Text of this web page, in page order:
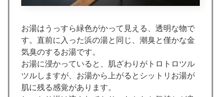
お湯はうっすら緑色がかって見える、透明な物で
す。直前に入った浜の湯と同じ、潮臭と僅かな金
気臭のするお湯です。
お湯に浸かっていると、肌ざわりがトロトロツル
ツルしますが、お湯から上がるとシットリお湯が
肌に残る感覚があります。